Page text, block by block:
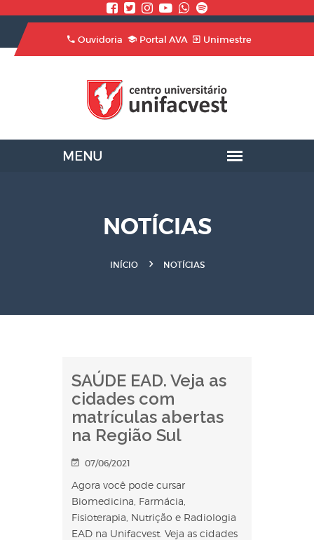
Ouvidoria Portal AVA Unimestre
NOTÍCIAS
INÍCIO NOTÍCIAS
SAÚDE EAD. Veja as
cidades com
matrículas abertas
na Região Sul
07/06/2021
Agora você pode cursar
Biomedicina, Farmácia,
Fisioterapia, Nutrição e Radiologia
EAD na Unifacvest. Veja as cidades